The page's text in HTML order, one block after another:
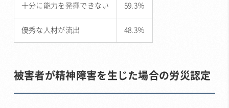
十分に能力を発揮できない 59.3％
優秀な人材が流出 48.3％
被害者が精神障害を生じた場合の労災認定